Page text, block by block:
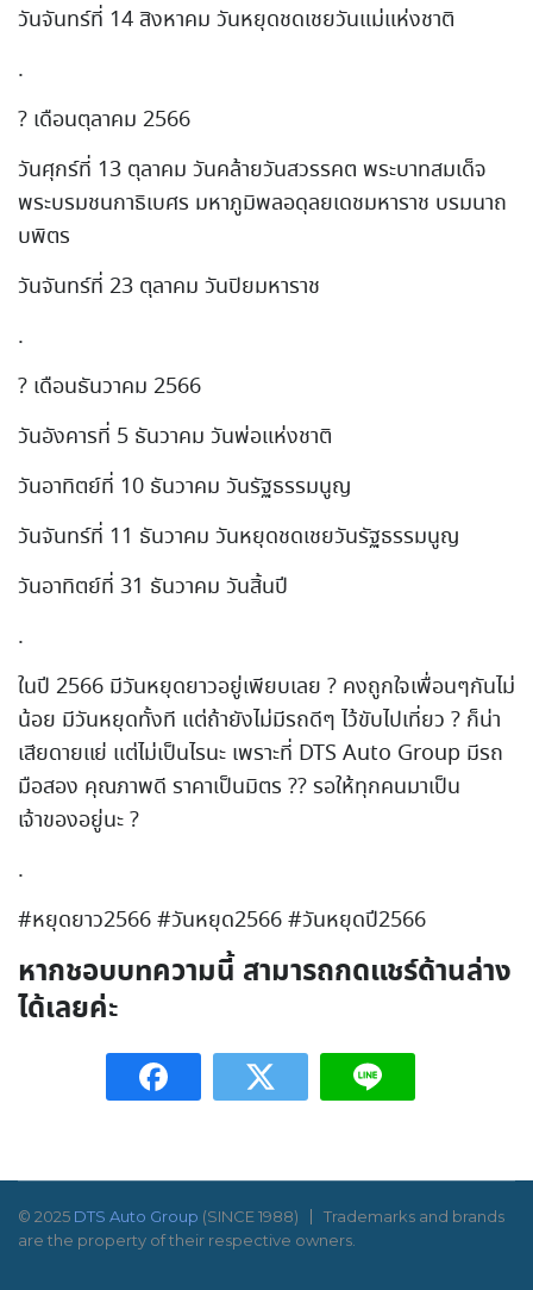
วันจันทร์ที่ 14 สิงหาคม วันหยุดชดเชยวันแม่แห่งชาติ
.
? เดือนตุลาคม 2566
วันศุกร์ที่ 13 ตุลาคม วันคล้ายวันสวรรคต พระบาทสมเด็จ
พระบรมชนกาธิเบศร มหาภูมิพลอดุลยเดชมหาราช บรมนาถ
บพิตร
วันจันทร์ที่ 23 ตุลาคม วันปิยมหาราช
.
? เดือนธันวาคม 2566
วันอังคารที่ 5 ธันวาคม วันพ่อแห่งชาติ
วันอาทิตย์ที่ 10 ธันวาคม วันรัฐธรรมนูญ
วันจันทร์ที่ 11 ธันวาคม วันหยุดชดเชยวันรัฐธรรมนูญ
วันอาทิตย์ที่ 31 ธันวาคม วันสิ้นปี
.
ในปี 2566 มีวันหยุดยาวอยู่เพียบเลย ? คงถูกใจเพื่อนๆกันไม่
น้อย มีวันหยุดทั้งที แต่ถ้ายังไม่มีรถดีๆ ไว้ขับไปเที่ยว ? ก็น่า
เสียดายแย่ แต่ไม่เป็นไรนะ เพราะที่ DTS Auto Group มีรถ
มือสอง คุณภาพดี ราคาเป็นมิตร ?? รอให้ทุกคนมาเป็น
เจ้าของอยู่นะ ?
.
#หยุดยาว2566 #วันหยุด2566 #วันหยุดปี2566
หากชอบบทความนี้ สามารถกดแชร์ด้านล่าง
ได้เลยค่ะ
© 2025 DTS Auto Group (SINCE 1988)
Trademarks and brands
are the property of their respective owners.